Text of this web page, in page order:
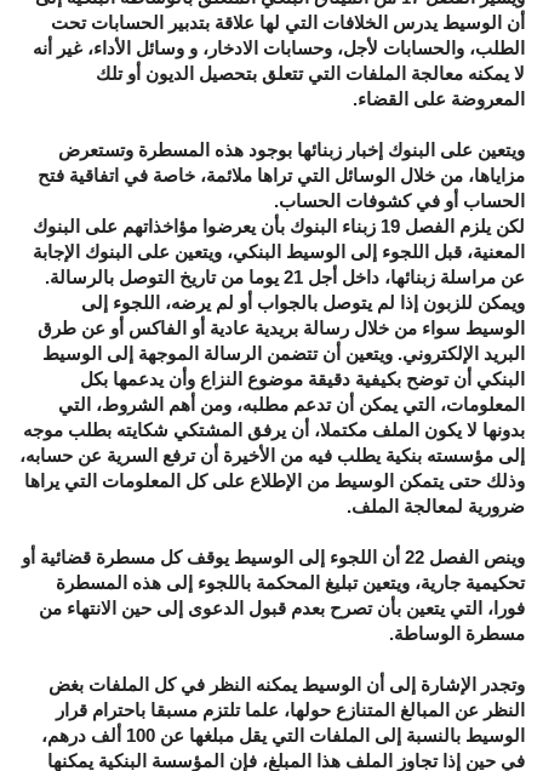
أن الوسيط يدرس الخلافات التي لها علاقة بتدبير الحسابات تحت
الطلب، والحسابات لأجل، وحسابات الادخار، و وسائل الأداء، غير أنه
لا يمكنه معالجة الملفات التي تتعلق بتحصيل الديون أو تلك
المعروضة على القضاء.
ويتعين على البنوك إخبار زبنائها بوجود هذه المسطرة وتستعرض
مزاياها، من خلال الوسائل التي تراها ملائمة، خاصة في اتفاقية فتح
الحساب أو في كشوفات الحساب.
لكن يلزم الفصل 19 زبناء البنوك بأن يعرضوا مؤاخذاتهم على البنوك
المعنية، قبل اللجوء إلى الوسيط البنكي، ويتعين على البنوك الإجابة
عن مراسلة زبنائها، داخل أجل 21 يوما من تاريخ التوصل بالرسالة.
ويمكن للزبون إذا لم يتوصل بالجواب أو لم يرضه، اللجوء إلى
الوسيط سواء من خلال رسالة بريدية عادية أو الفاكس أو عن طرق
البريد الإلكتروني. ويتعين أن تتضمن الرسالة الموجهة إلى الوسيط
البنكي أن توضح بكيفية دقيقة موضوع النزاع وأن يدعمها بكل
المعلومات، التي يمكن أن تدعم مطلبه، ومن أهم الشروط، التي
بدونها لا يكون الملف مكتملا، أن يرفق المشتكي شكايته بطلب موجه
إلى مؤسسته بنكية يطلب فيه من الأخيرة أن ترفع السرية عن حسابه،
وذلك حتى يتمكن الوسيط من الإطلاع على كل المعلومات التي يراها
ضرورية لمعالجة الملف.
وينص الفصل 22 أن اللجوء إلى الوسيط يوقف كل مسطرة قضائية أو
تحكيمية جارية، ويتعين تبليغ المحكمة باللجوء إلى هذه المسطرة
فورا، التي يتعين بأن تصرح بعدم قبول الدعوى إلى حين الانتهاء من
مسطرة الوساطة.
وتجدر الإشارة إلى أن الوسيط يمكنه النظر في كل الملفات بغض
النظر عن المبالغ المتنازع حولها، علما تلتزم مسبقا باحترام قرار
الوسيط بالنسبة إلى الملفات التي يقل مبلغها عن 100 ألف درهم،
في حين إذا تجاوز الملف هذا المبلغ، فإن المؤسسة البنكية يمكنها